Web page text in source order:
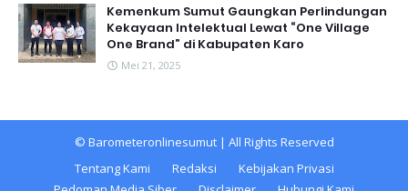
Kemenkum Sumut Gaungkan Perlindungan
Kekayaan Intelektual Lewat “One Village
One Brand” di Kabupaten Karo
Mei 21, 2025
© Barometeronlinesumut| All Rights Reserved
Tentang Kami
Redaksi
Kebijakan Privasi